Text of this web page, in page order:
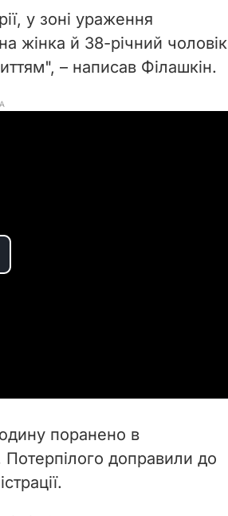
у зоні ураження
жінка й 38-річний чоловік
– написав Філашкін.
поранено в
Потерпілого доправили до